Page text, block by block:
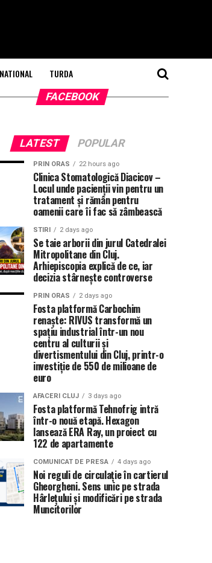
NATIONAL TURDA
FACEBOOK
LATEST POPULAR
PRIN ORAS 22 hours ago
Clinica Stomatologică Diacicov –
Locul unde pacienții vin pentru un
tratament și rămân pentru
oamenii care îi fac să zâmbească
STIRI 2 days ago
Se taie arborii din jurul Catedralei
Mitropolitane din Cluj.
Arhiepiscopia explică de ce, iar
decizia stârnește controverse
PRIN ORAS 2 days ago
Fosta platformă Carbochim
renaște: RIVUS transformă un
spațiu industrial într-un nou
centru al culturii și
divertismentului din Cluj, printr-o
investiție de 550 de milioane de
euro
AFACERI CLUJ 3 days ago
Fosta platformă Tehnofrig intră
într-o nouă etapă. Hexagon
lansează ERA Ray, un proiect cu
122 de apartamente
COMUNICAT DE PRESA 4 days ago
Noi reguli de circulație în cartierul
Gheorgheni. Sens unic pe strada
Hârlețului și modificări pe strada
Muncitorilor